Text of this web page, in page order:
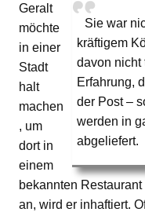
Sie war
kräftigem
davon nicht
Erfahrung,
der Post –
werden in
abgeliefert.
Geralt
möchte
in einer
Stadt
halt
machen
, um
dort in
einem
bekannten
an, wird er inhaftiert.